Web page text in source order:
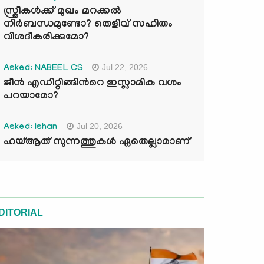
സ്ത്രീകൾക്ക് മുഖം മറക്കൽ
നിർബന്ധമുണ്ടോ? തെളിവ് സഹിതം
വിശദീകരിക്കുമോ?
Asked: NABEEL CS Jul 22, 2026
ജീൻ എഡിറ്റിങ്ങിന്‍റെ ഇസ്ലാമിക വശം
പറയാമോ?
Asked: Ishan Jul 20, 2026
ഹയ്ആത് സുന്നത്തുകൾ ഏതെല്ലാമാണ്